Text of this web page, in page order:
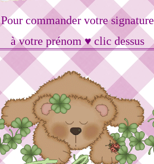
Pour commander votre signature
à votre prénom ♥ clic dessus